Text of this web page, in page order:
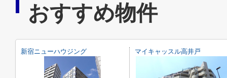
おすすめ物件
新宿ニューハウジング マイキャッスル高井戸